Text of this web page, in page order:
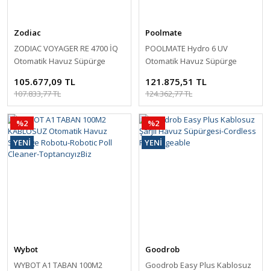
Zodiac
ZODIAC VOYAGER RE 4700 İQ
Otomatik Havuz Süpürge
ToptancıyızBiz
105.677,09 TL
107.833,77 TL
Poolmate
POOLMATE Hydro 6 UV
Otomatik Havuz Süpürge
ToptancıyızBiz
121.875,51 TL
124.362,77 TL
%2
YENİ
Wybot
WYBOT A1 TABAN 100M2
%2
YENİ
Goodrob
Goodrob Easy Plus Kablosuz